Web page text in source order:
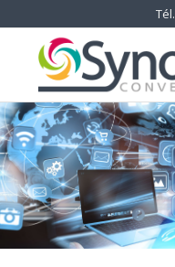
Tél.